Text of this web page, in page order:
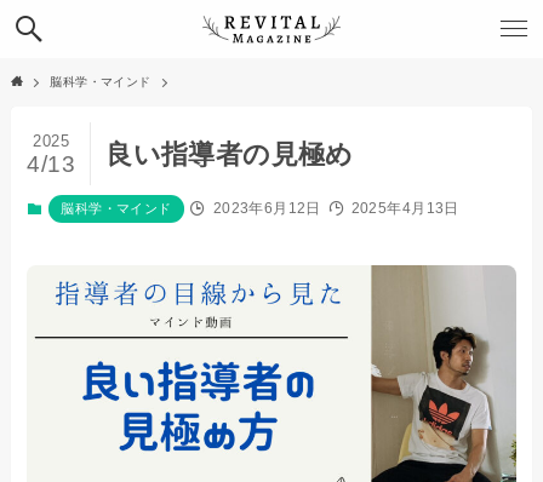
脳科学・マインド
良い指導者の見極め
2025
4/13
脳科学・マインド 2023年6月12日 2025年4月13日